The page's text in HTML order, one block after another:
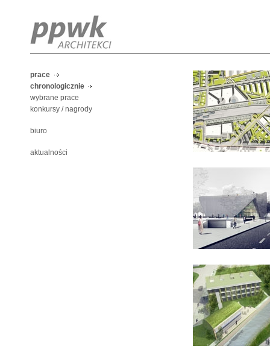
prace
chronologicznie
wybrane prace
konkursy / nagrody
biuro
aktualności